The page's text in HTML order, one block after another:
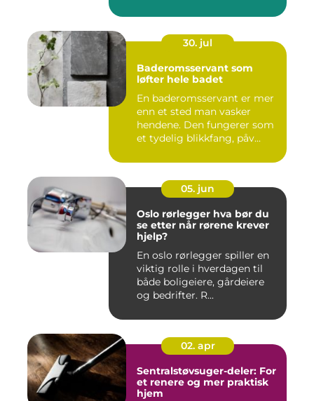
30. jul
Baderomsservant som
løfter hele badet
En baderomsservant er mer
enn et sted man vasker
hendene. Den fungerer som
et tydelig blikkfang, påv...
05. jun
Oslo rørlegger hva bør du
se etter når rørene krever
hjelp?
En oslo rørlegger spiller en
viktig rolle i hverdagen til
både boligeiere, gårdeiere
og bedrifter. R...
02. apr
Sentralstøvsuger-deler: For
et renere og mer praktisk
hjem